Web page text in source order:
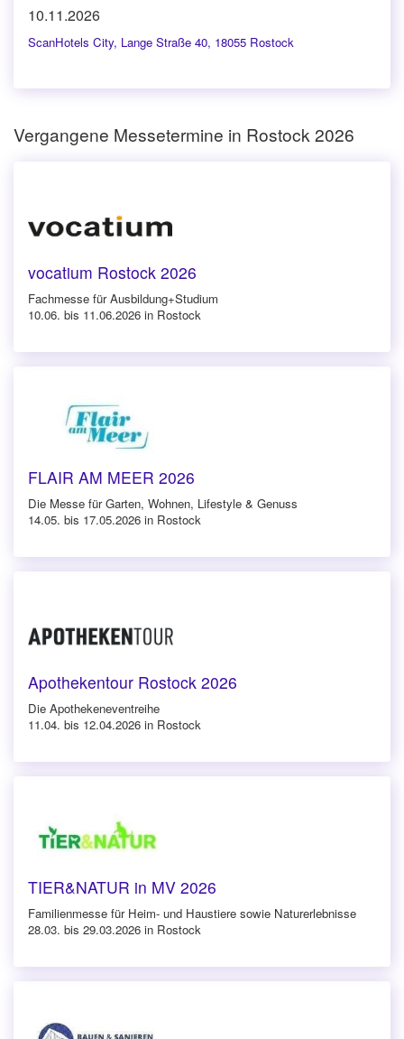
10.11.2026
ScanHotels City, Lange Straße 40, 18055 Rostock
Vergangene Messetermine in Rostock 2026
vocatium Rostock 2026
Fachmesse für Ausbildung+Studium
10.06. bis 11.06.2026 in Rostock
FLAIR AM MEER 2026
Die Messe für Garten, Wohnen, Lifestyle & Genuss
14.05. bis 17.05.2026 in Rostock
Apothekentour Rostock 2026
Die Apothekeneventreihe
11.04. bis 12.04.2026 in Rostock
TIER&NATUR in MV 2026
Familienmesse für Heim- und Haustiere sowie Naturerlebnisse
28.03. bis 29.03.2026 in Rostock